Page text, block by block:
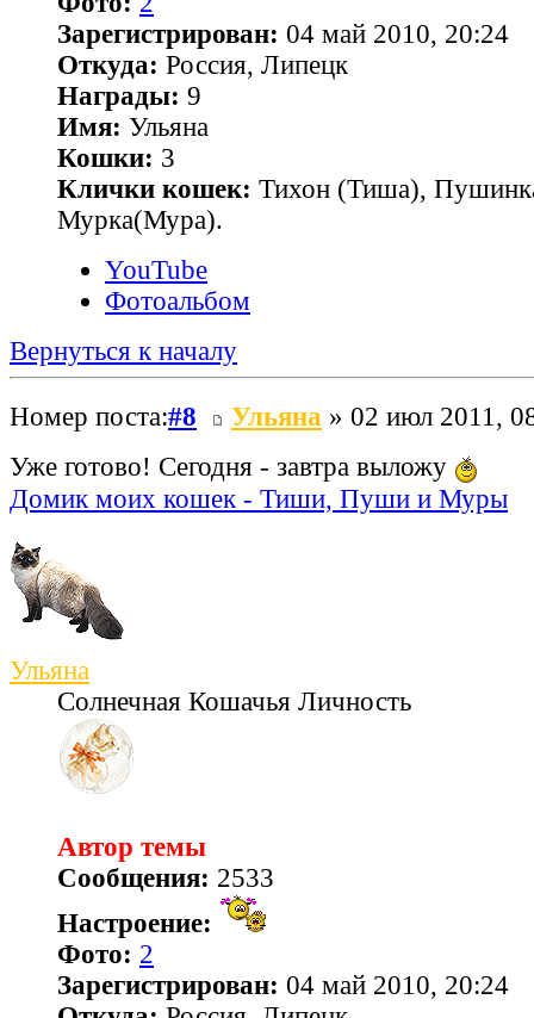
Зарегистрирован: 04 май 2010, 20:24
Откуда: Россия, Липецк
Награды: 9
Имя: Ульяна
Кошки: 3
Клички кошек: Тихон (Тиша),
Мурка(Мура).
YouTube
Фотоальбом
Вернуться к началу
Номер поста:#8 Ульяна » 02 июл 2011,
Уже готово! Сегодня - завтра выложу
Домик моих кошек - Тиши, Пуши и Муры
Ульяна
Солнечная Кошачья Личность
Автор темы
Сообщения: 2533
Настроение:
Фото: 2
Зарегистрирован: 04 май 2010, 20:24